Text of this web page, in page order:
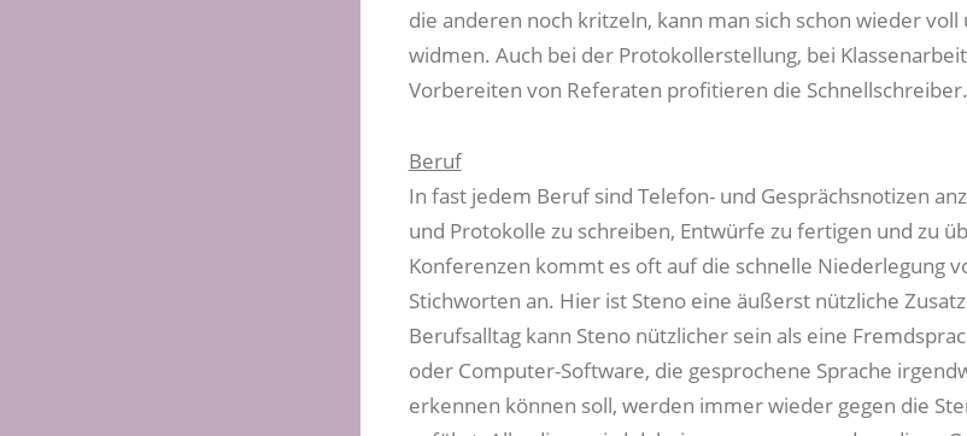
die anderen noch kritzeln, kann man sich schon wieder voll
widmen. Auch bei der Protokollerstellung, bei
Vorbereiten von Referaten profitieren die Schnellschreiber.
Beruf
In fast jedem Beruf sind Telefon- und Gesprächsnotizen
und Protokolle zu schreiben, Entwürfe zu fertigen und zu
Konferenzen kommt es oft auf die schnelle Niederlegung
Stichworten an. Hier ist Steno eine äußerst nützliche
Berufsalltag kann Steno nützlicher sein als eine
oder Computer-Software, die gesprochene Sprache
erkennen können soll, werden immer wieder gegen die